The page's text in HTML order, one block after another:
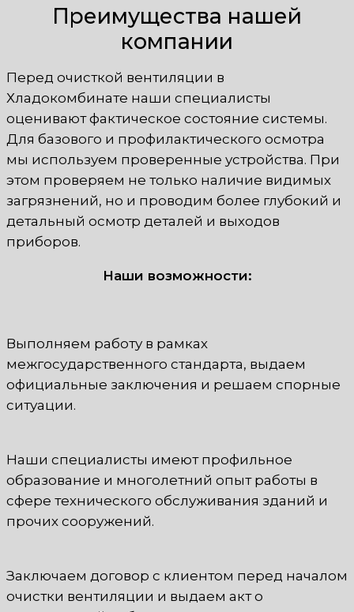
Преимущества нашей
компании
Перед очисткой вентиляции в
Хладокомбинате наши специалисты
оценивают фактическое состояние системы.
Для базового и профилактического осмотра
мы используем проверенные устройства. При
этом проверяем не только наличие видимых
загрязнений, но и проводим более глубокий и
детальный осмотр деталей и выходов
приборов.
Наши возможности:
Выполняем работу в рамках
межгосударственного стандарта, выдаем
официальные заключения и решаем спорные
ситуации.
Наши специалисты имеют профильное
образование и многолетний опыт работы в
сфере технического обслуживания зданий и
прочих сооружений.
Заключаем договор с клиентом перед началом
очистки вентиляции и выдаем акт о